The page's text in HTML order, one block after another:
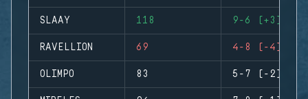
SLAAY 118 9-6 (+3)
RAVELLION 69 4-8 (-4)
OLIMPO 83 5-7 (-2)